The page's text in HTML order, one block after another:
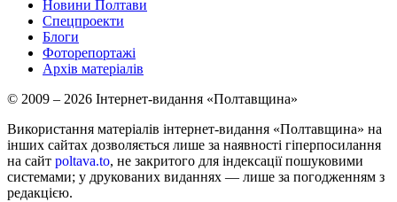
Новини Полтави
Спецпроекти
Блоги
Фоторепортажі
Архів матеріалів
© 2009 – 2026 Інтернет-видання «Полтавщина»
Використання матеріалів інтернет-видання «Полтавщина» на
інших сайтах дозволяється лише за наявності гіперпосилання
на сайт poltava.to, не закритого для індексації пошуковими
системами; у друкованих виданнях — лише за погодженням з
редакцією.